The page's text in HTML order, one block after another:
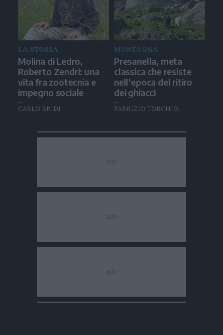
LA STORIA
Molina di Ledro,
Roberto Zendri: una
vita fra zootecnia e
impegno sociale
CARLO BRIDI
MONTAGNA
Presanella, meta
classica che resiste
nell'epoca del ritiro
dei ghiacci
FABRIZIO TORCHIO